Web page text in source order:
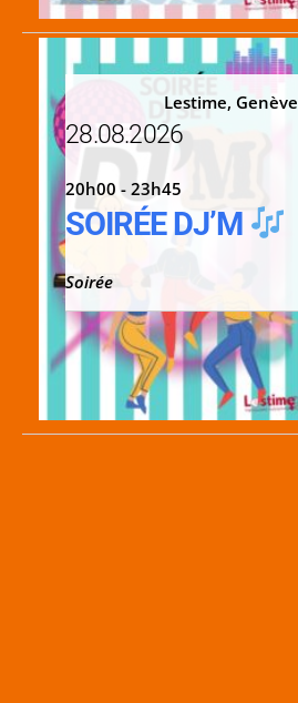
Lestime, Genève
28.08.2026
20h00 - 23h45
SOIRÉE DJ’M
Soirée